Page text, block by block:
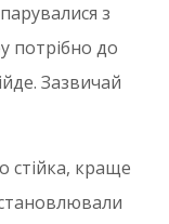
з
потрібно до
Зазвичай
стійка, краще